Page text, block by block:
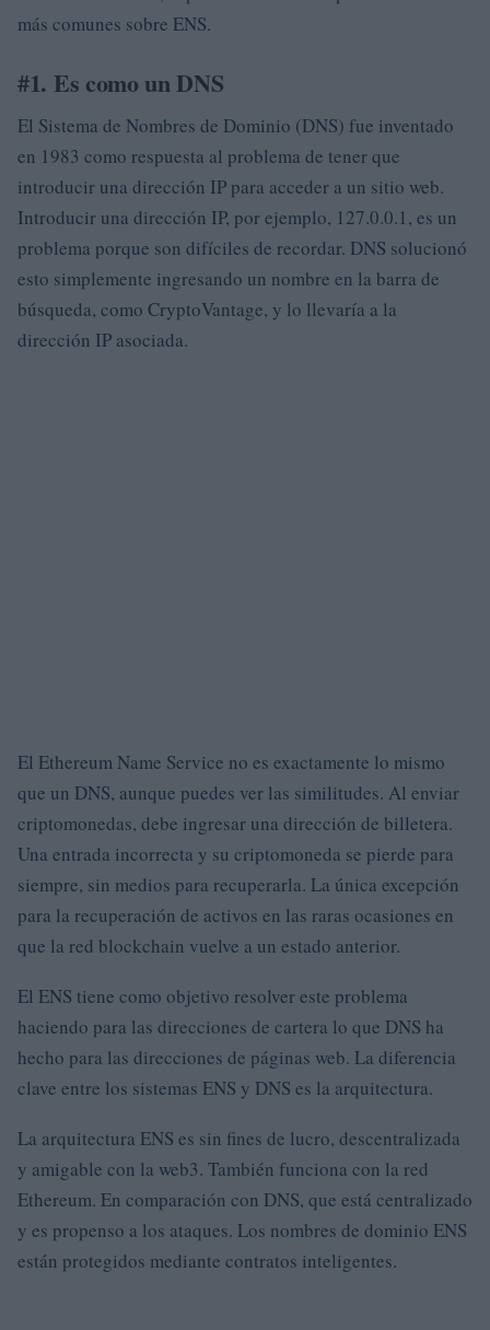
más comunes sobre ENS.
#1. Es como un DNS
El Sistema de Nombres de Dominio (DNS) fue inventado
en 1983 como respuesta al problema de tener que
introducir una dirección IP para acceder a un sitio web.
Introducir una dirección IP, por ejemplo, 127.0.0.1, es un
problema porque son difíciles de recordar. DNS solucionó
esto simplemente ingresando un nombre en la barra de
búsqueda, como CryptoVantage, y lo llevaría a la
dirección IP asociada.
El Ethereum Name Service no es exactamente lo mismo
que un DNS, aunque puedes ver las similitudes. Al enviar
criptomonedas, debe ingresar una dirección de billetera.
Una entrada incorrecta y su criptomoneda se pierde para
siempre, sin medios para recuperarla. La única excepción
para la recuperación de activos en las raras ocasiones en
que la red blockchain vuelve a un estado anterior.
El ENS tiene como objetivo resolver este problema
haciendo para las direcciones de cartera lo que DNS ha
hecho para las direcciones de páginas web. La diferencia
clave entre los sistemas ENS y DNS es la arquitectura.
La arquitectura ENS es sin fines de lucro, descentralizada
y amigable con la web3. También funciona con la red
Ethereum. En comparación con DNS, que está centralizado
y es propenso a los ataques. Los nombres de dominio ENS
están protegidos mediante contratos inteligentes.